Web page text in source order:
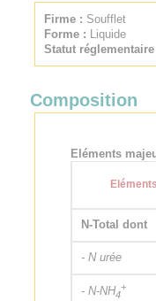
Firme : Soufflet
Forme : Liquide
Statut réglementaire
Composition
Eléments
N-Total dont
- N urée
- N-NH4
+